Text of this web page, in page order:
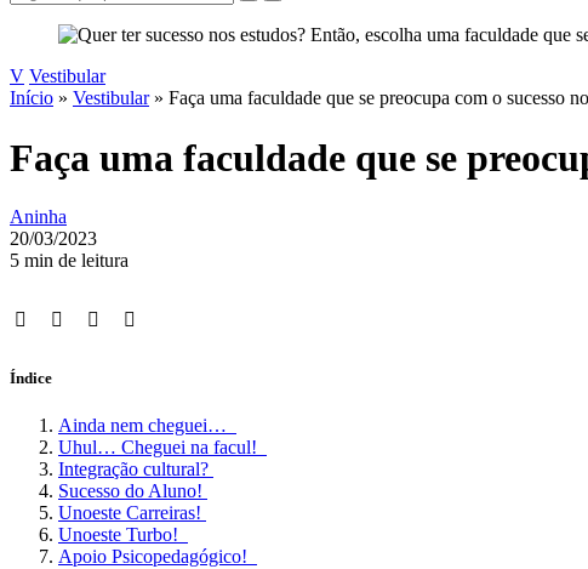
V Vestibular
Início » Vestibular» Faça uma faculdade que se preocupa com o sucesso
Faça uma faculdade que se
Aninha
20/03/2023
5 min de leitura
Índice
Ainda nem cheguei…
Uhul… Cheguei na facul!
Integração cultural?
Sucesso do Aluno!
Unoeste Carreiras!
Unoeste Turbo!
Apoio Psicopedagógico!